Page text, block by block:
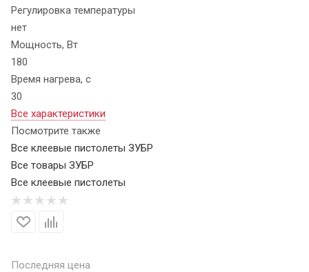
Регулировка температуры
нет
Мощность, Вт
180
Время нагрева, с
30
Все характеристики
Посмотрите также
Все клеевые пистолеты ЗУБР
Все товары ЗУБР
Все клеевые пистолеты
Последняя цена